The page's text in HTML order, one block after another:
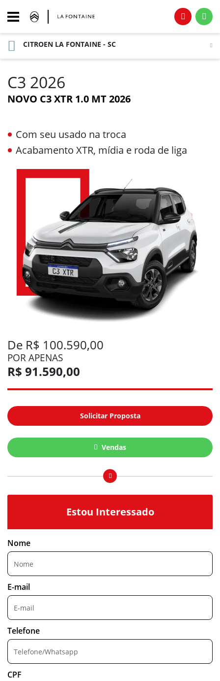
CITROEN LA FONTAINE - SC
C3 2026
NOVO C3 XTR 1.0 MT 2026
De R$ 100.590,00
POR APENAS
R$ 91.590,00
Com seu usado na troca
Acabamento XTR, mídia e roda de liga
Solicitar Proposta
Vendas
Estou Interessado
Nome
E-mail
Telefone
CPF